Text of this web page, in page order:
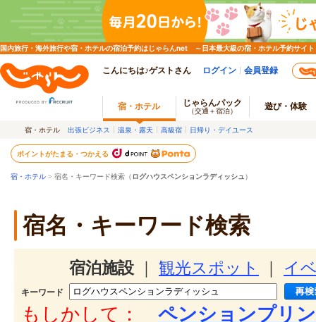
国内旅行・海外旅行や宿・ホテルの宿泊予約はじゃらんnet ～日本最大級の宿・ホテル予約サイト
こんにちは♪ゲストさん ログイン 会員登録
宿・ホテル じゃらんパック
（交通＋宿泊） 遊び・体験
宿・ホテル 出張ビジネス 温泉・露天 高級宿 日帰り・デイユース
ポイントがたまる・つかえる
宿・ホテル > 宿名・キーワード検索（ ログハウスペンションラディッシュ ）
宿名・キーワード検索
宿泊施設 観光スポット イ
キーワード
もしかして： ペンションプリ